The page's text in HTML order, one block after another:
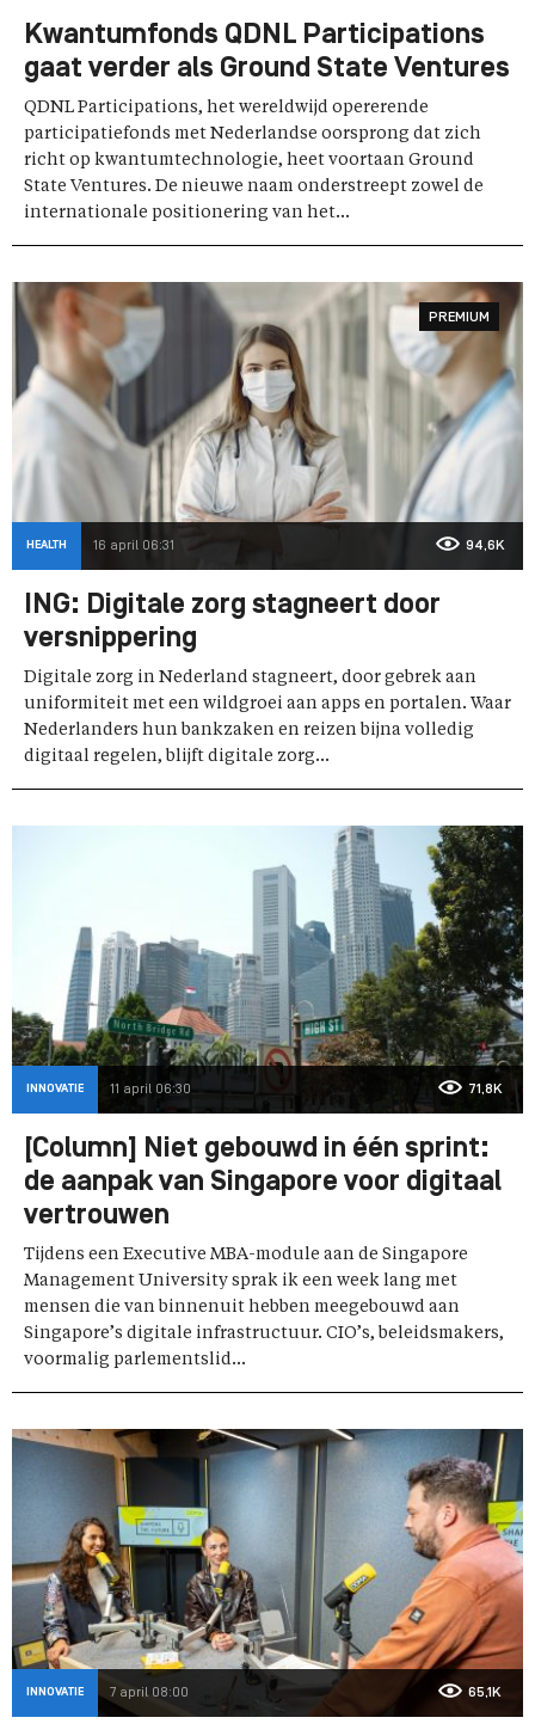
Kwantumfonds QDNL Participations
gaat verder als Ground State Ventures
QDNL Participations, het wereldwijd opererende
participatiefonds met Nederlandse oorsprong dat zich
richt op kwantumtechnologie, heet voortaan Ground
State Ventures. De nieuwe naam onderstreept zowel de
internationale positionering van het...
HEALTH 16 april 06:31 94,6K
PREMIUM
ING: Digitale zorg stagneert door
versnippering
Digitale zorg in Nederland stagneert, door gebrek aan
uniformiteit met een wildgroei aan apps en portalen. Waar
Nederlanders hun bankzaken en reizen bijna volledig
digitaal regelen, blijft digitale zorg...
INNOVATIE 11 april 06:30 71,8K
[Column] Niet gebouwd in één sprint:
de aanpak van Singapore voor digitaal
vertrouwen
Tijdens een Executive MBA-module aan de Singapore
Management University sprak ik een week lang met
mensen die van binnenuit hebben meegebouwd aan
Singapore’s digitale infrastructuur. CIO’s, beleidsmakers,
voormalig parlementslid...
INNOVATIE 7 april 08:00 65,1K